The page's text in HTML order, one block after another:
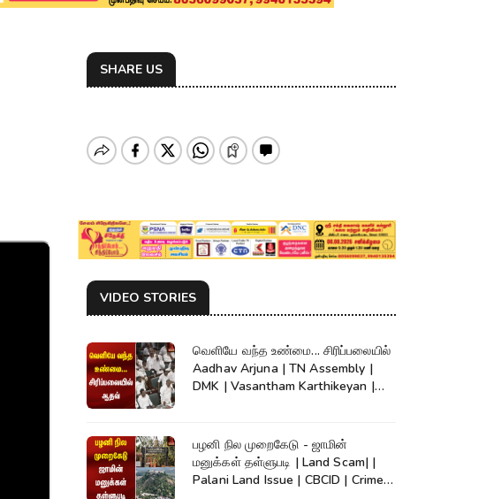
SHARE US
VIDEO STORIES
வெளியே வந்த உண்மை... சிரிப்பலையில்
Aadhav Arjuna | TN Assembly |
DMK | Vasantham Karthikeyan |
பழனி நில முறைகேடு - ஜாமின்
மனுக்கள் தள்ளுபடி | Land Scam| |
Palani Land Issue | CBCID | Crime